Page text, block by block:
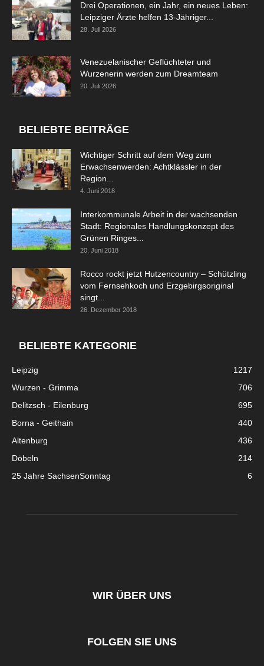
Drei Operationen, ein Jahr, ein neues Leben:
Leipziger Ärzte helfen 13-Jähriger...
28. Juli 2026
Venezuelanischer Geflüchteter und
Wurzenerin werden zum Dreamteam
20. Juli 2026
BELIEBTE BEITRÄGE
Wichtiger Schritt auf dem Weg zum
Erwachsenwerden: Achtklässler in der
Region...
4. Juni 2018
Interkommunale Arbeit in der wachsenden
Stadt: Regionales Handlungskonzept des
Grünen Ringes...
20. Juni 2018
Rocco rockt jetzt Hutzencountry – Schützling
vom Fernsehkoch und Erzgebirgsoriginal
singt...
26. Dezember 2018
BELIEBTE KATEGORIE
Leipzig
1217
Wurzen - Grimma
706
Delitzsch - Eilenburg
695
Borna - Geithain
440
Altenburg
436
Döbeln
214
25 Jahre SachsenSonntag
6
WIR ÜBER UNS
FOLGEN SIE UNS